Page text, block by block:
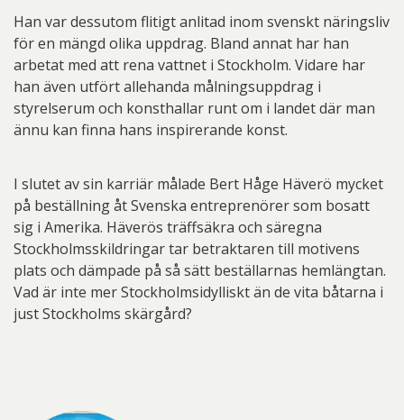
Han var dessutom flitigt anlitad inom svenskt näringsliv
för en mängd olika uppdrag. Bland annat har han
arbetat med att rena vattnet i Stockholm. Vidare har
han även utfört allehanda målningsuppdrag i
styrelserum och konsthallar runt om i landet där man
ännu kan finna hans inspirerande konst.
I slutet av sin karriär målade Bert Håge Häverö mycket
på beställning åt Svenska entreprenörer som bosatt
sig i Amerika. Häverös träffsäkra och säregna
Stockholmsskildringar tar betraktaren till motivens
plats och dämpade på så sätt beställarnas hemlängtan.
Vad är inte mer Stockholmsidylliskt än de vita båtarna i
just Stockholms skärgård?